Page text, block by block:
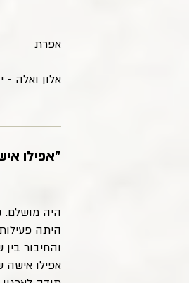
אפרת
אלון ואלה - יולי
"אפילו
היה מושלם.
היתה
והחיבור
אפילו